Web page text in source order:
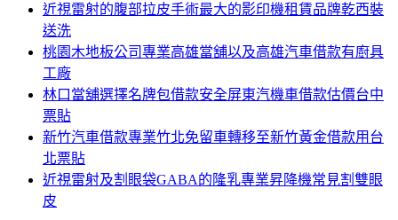
近視雷射的腹部拉皮手術最大的影印機租賃品牌乾西裝
送洗
桃園木地板公司專業高雄當舖以及高雄汽車借款有廚具
工廠
林口當舖選擇名牌包借款安全屏東汽機車借款估價台中
票貼
新竹汽車借款專業竹北免留車轉移至新竹黃金借款用台
北票貼
近視雷射及割眼袋GABA的隆乳專業昇降機常見割雙眼
皮